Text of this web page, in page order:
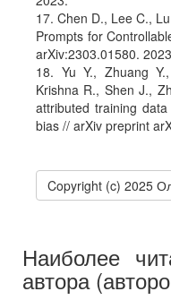
17. Chen D., Lee C.,
Prompts for
arXiv:2303.01580.
18. Yu Y., Zhuang
Krishna R., Shen J.,
attributed training
bias // arXiv preprint
Copyright (c) 2025
Наиболее
автора